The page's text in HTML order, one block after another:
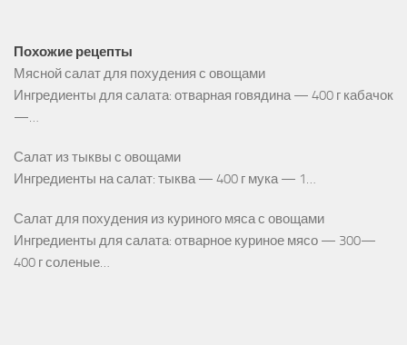
Похожие рецепты
Мясной салат для похудения с овощами
Ингредиенты для салата: отварная говядина — 400 г кабачок
—…
Салат из тыквы с овощами
Ингредиенты на салат: тыква — 400 г мука — 1…
Салат для похудения из куриного мяса с овощами
Ингредиенты для салата: отварное куриное мясо — 300—
400 г соленые…